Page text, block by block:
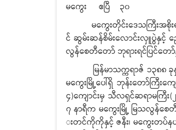
မကွေး ဧပြီ ၃၀
မကွေးတိုင်းဒေသကြီးအစိုးရအ
င် ဆွမ်းဆန်စိမ်းလောင်းလှူပွဲနှင့်
လွန်စေတီတော် ဘုရားရင်ပြင်တေ
မြန်မာသက္ကရာဇ် ၁၃၈၈ ခု
မကွေးမြို့ပေါ်ရှိ ဘုန်းတော်ကြီးက
၄)ကျောင်းမှ သီလရှင်ဆရာမကြီ
၇ နာရီက မကွေးမြို့ မြသလွန်စေတီ
းတင်ကိုကိုနှင့် ဇနီး၊ မကွေးတပ်နယ်မှ